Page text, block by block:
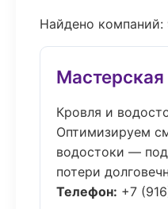
Найдено компаний:
Кровля и
Оптимизируем
водостоки —
потери
Телефон: +7